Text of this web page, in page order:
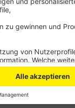
sogar beides.